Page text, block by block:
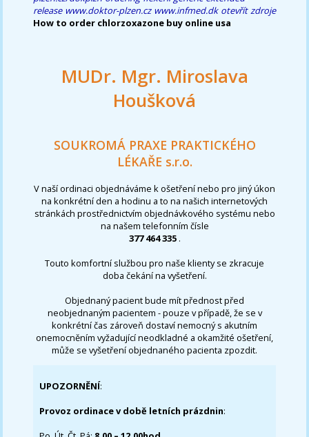
release www.doktor-plzen.cz www.infmed.dk otevřít zdroje
How to order chlorzoxazone buy online usa
MUDr. Mgr. Miroslava
Houšková
SOUKROMÁ PRAXE PRAKTICKÉHO
LÉKAŘE s.r.o.
V naší ordinaci objednáváme k ošetření nebo pro jiný úkon
na konkrétní den a hodinu a to na našich internetových
stránkách prostřednictvím objednávkového systému nebo
na našem telefonním čísle
377 464 335 .
Touto komfortní službou pro naše klienty se zkracuje
doba čekání na vyšetření.
Objednaný pacient bude mít přednost před
neobjednaným pacientem - pouze v případě, že se v
konkrétní čas zároveň dostaví nemocný s akutním
onemocněním vyžadující neodkladné a okamžité ošetření,
může se vyšetření objednaného pacienta zpozdit.
UPOZORNĚNÍ:
Provoz ordinace v době letních prázdnin: